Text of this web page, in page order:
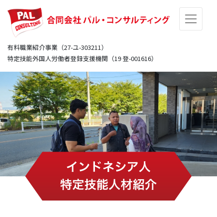
有料職業紹介事業（27-ユ-303211）
特定技能外国人労働者登録支援機関（19 登-001616）